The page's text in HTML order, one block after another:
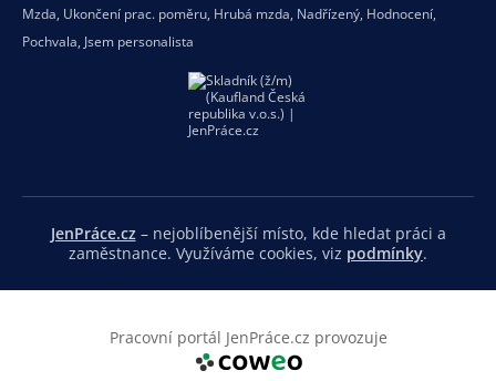
Mzda, Ukončení prac. poměru, Hrubá mzda, Nadřízený, Hodnocení,
Pochvala, Jsem personalista
JenPráce.cz– nejoblíbenější místo, kde hledat práci a
zaměstnance. Využíváme cookies, viz podmínky.
Pracovní portál JenPráce.cz provozuje